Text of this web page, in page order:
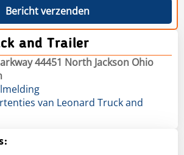
Bericht verzenden
and Trailer
44451 North Jackson Ohio
van Leonard Truck and